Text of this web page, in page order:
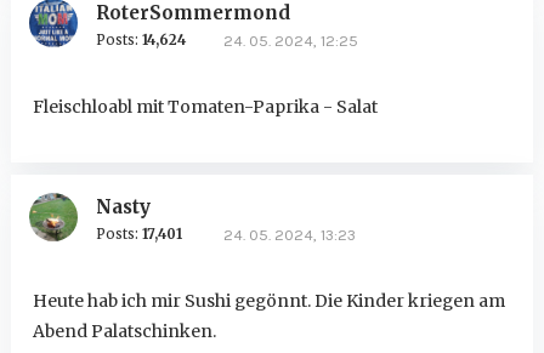
RoterSommermond
Posts: 14,624 24. 05. 2024, 12:25
Fleischloabl mit Tomaten-Paprika - Salat
Nasty
Posts: 17,401 24. 05. 2024, 13:23
Heute hab ich mir Sushi gegönnt. Die Kinder kriegen am
Abend Palatschinken.